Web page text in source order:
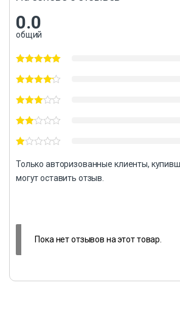
0.0
общий
Только авторизованные клиенты,
могут оставить отзыв.
Пока нет отзывов на этот товар.